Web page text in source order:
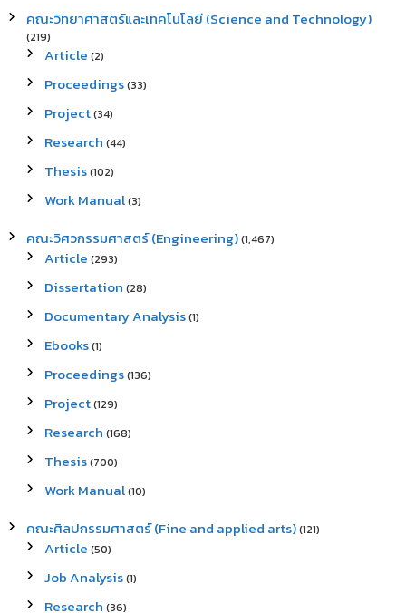
คณะวิทยาศาสตร์และเทคโนโลยี (Science and Technology)
(219)
Article (2)
Proceedings(33)
Project(34)
Research (44)
Thesis(102)
Work Manual(3)
คณะวิศวกรรมศาสตร์ (Engineering)(1,467)
Article (293)
Dissertation (28)
Documentary Analysis(1)
Ebooks(1)
Proceedings(136)
Project(129)
Research (168)
Thesis(700)
Work Manual(10)
คณะศิลปกรรมศาสตร์ (Fine and applied arts)(121)
Article (50)
Job Analysis(1)
Research (36)